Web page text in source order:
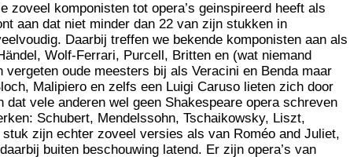
zoveel komponisten tot opera’s geinspireerd heeft als
aan dat niet minder dan 22 van zijn stukken in
Daarbij treffen we bekende komponisten aan als
Wolf-Ferrari, Purcell, Britten en (wat niemand
oude meesters bij als Veracini en Benda maar
Malipiero en zelfs een Luigi Caruso lieten zich door
vele anderen wel geen Shakespeare opera schreven
Schubert, Mendelssohn, Tschaikowsky, Liszt,
zijn echter zoveel versies als van Roméo and Juliet,
buiten beschouwing latend. Er zijn opera’s van